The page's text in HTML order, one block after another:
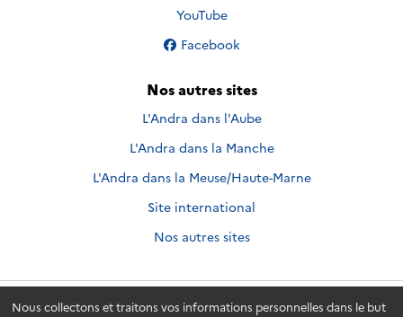
Nous collectons et traitons vos informations personnelles dans le but
Nous suivre sur
YouTube
Nous suivre sur
Facebook
Nos autres sites
L'Andra dans l'Aube
L'Andra dans la Manche
L'Andra dans la Meuse/Haute-Marne
Site international
Nos autres sites
Andra.fr © 2026 - Andra. Tous droits réservés.